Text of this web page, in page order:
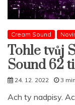
Cream Sound
Tohle tvůj
Sound 62
24. 12. 2022 3
Ach ty nadpisy.